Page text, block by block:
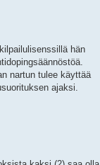
hän
nartun tulee käyttää
ajaksi.